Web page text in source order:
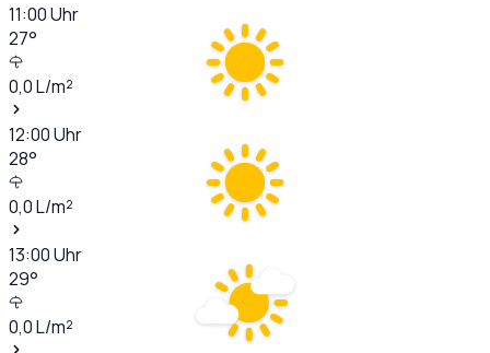
11:00Uhr
27°
0,0L/m²
12:00Uhr
28°
0,0L/m²
13:00Uhr
29°
0,0L/m²